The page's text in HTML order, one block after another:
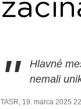
"
Hlavné
nemali
TASR, 19. marca 2025